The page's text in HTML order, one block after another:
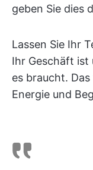
geben Sie dies
Lassen Sie Ihr
Ihr Geschäft ist
es braucht.
Energie und